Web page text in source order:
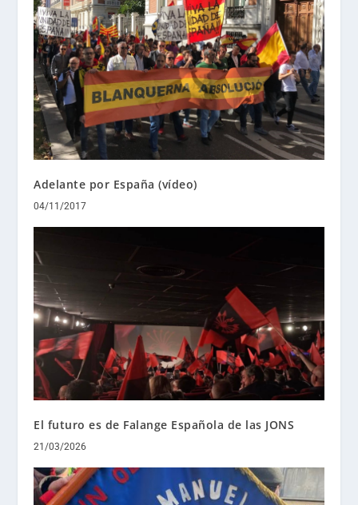
Adelante por España (vídeo)
04/11/2017
El futuro es de Falange Española de las JONS
21/03/2026